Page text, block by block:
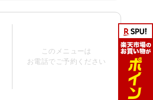
このメニューは
お電話でご予約ください